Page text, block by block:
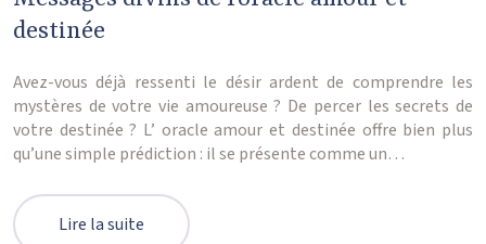
destinée
Avez-vous déjà ressenti le désir ardent de comprendre les
mystères de votre vie amoureuse ? De percer les secrets de
votre destinée ? L’ oracle amour et destinée offre bien plus
qu’une simple prédiction : il se présente comme un…
Lire la suite